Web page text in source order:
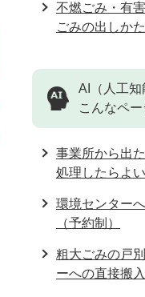
不燃ごみ・有
ごみの出しかた
AI（人工知
こんなペ
事業所から出
処理したらよ
環境センター
（予約制）
粗大ごみの戸
ーへの直接搬